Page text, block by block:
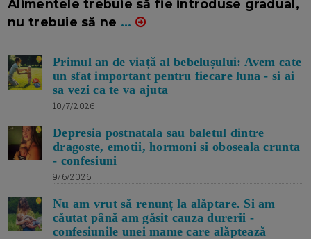
Alimentele trebuie să fie introduse gradual,
nu trebuie să ne ...
Primul an de viață al bebelușului: Avem cate
un sfat important pentru fiecare luna - si ai
sa vezi ca te va ajuta
10/7/2026
Depresia postnatala sau baletul dintre
dragoste, emotii, hormoni si oboseala crunta
- confesiuni
9/6/2026
Nu am vrut să renunț la alăptare. Si am
căutat până am găsit cauza durerii -
confesiunile unei mame care alăptează